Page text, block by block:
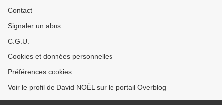
Contact
Signaler un abus
C.G.U.
Cookies et données personnelles
Préférences cookies
Voir le profil de David NOËL sur le portail Overblog